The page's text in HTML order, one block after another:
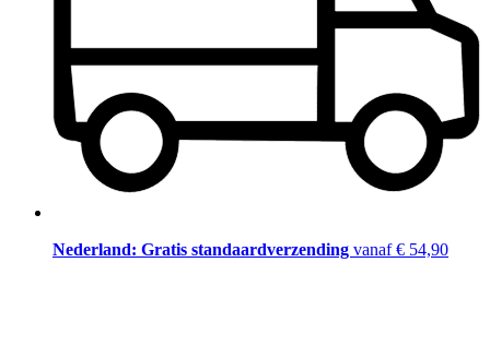
Nederland: Gratis standaardverzending vanaf € 54,90